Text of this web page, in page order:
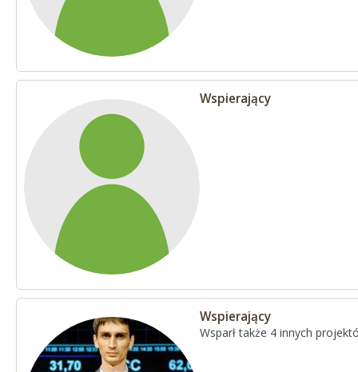
Wspierający
Wspierający
Wsparł także 4 innych